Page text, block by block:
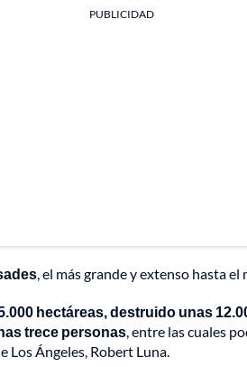
PUBLICIDAD
, el más grande y extenso hasta
hectáreas, destruido unas
trece personas, entre las cuales
Los Ángeles, Robert Luna.